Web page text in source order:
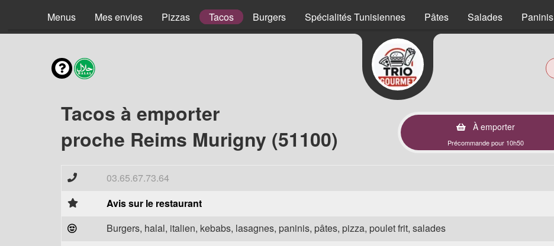
Menus Mes envies Pizzas Tacos Burgers Spécialités Tunisiennes Pâtes Salades Paninis
Tacos à emporter
proche Reims Murigny (51100)
À emporter
Précommande pour 10h50
03.65.67.73.64
Avis sur le restaurant
Burgers, halal, italien, kebabs, lasagnes, paninis, pâtes, pizza, poulet frit, salades